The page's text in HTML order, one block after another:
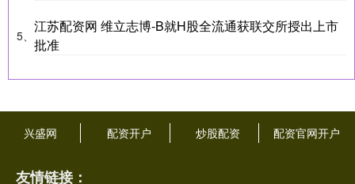
5、
江苏配资网 维立志博-B就H股全流通获联交所授出上市
批准
兴盛网 配资开户 炒股配资 配资官网开户
友情链接：